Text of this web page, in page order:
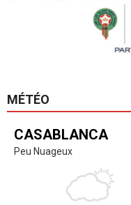
MÉTÉO
CASABLANCA
Peu Nuageux